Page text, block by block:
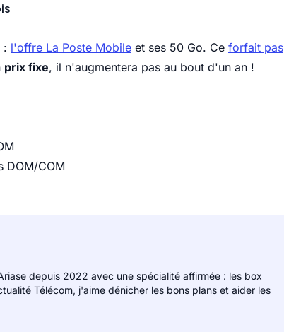
: l'offre La Poste Mobile et ses 50 Go. Ce forfait pas
prix fixe, il n'augmentera pas au bout d'un an !
DOM/COM
depuis 2022 avec une spécialité affirmée : les box
Télécom, j'aime dénicher les bons plans et aider les